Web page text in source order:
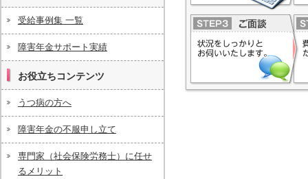
受給事例集 一覧
障害年金サポート実績
お役立ちコンテンツ
うつ病の方へ
障害年金の不服申し立て
専門家（社会保険労務士）に任せ
るメリット